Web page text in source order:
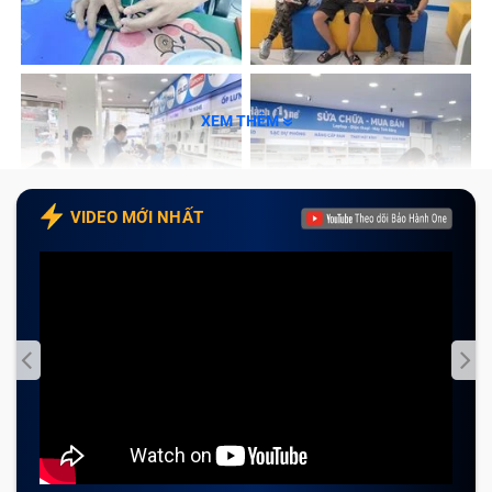
Tạm kết
Dấu hiệu chân sạc điện thoại Samsung
A02S bị hỏng và nguyên nhân do đâu?
Có rất nhiều nguyên nhân dẫn đến trường hợp chân
sạc điện thoại bị lỏng, điển hình là một số các trường
XEM THÊM
VIDEO MỚI NHẤT